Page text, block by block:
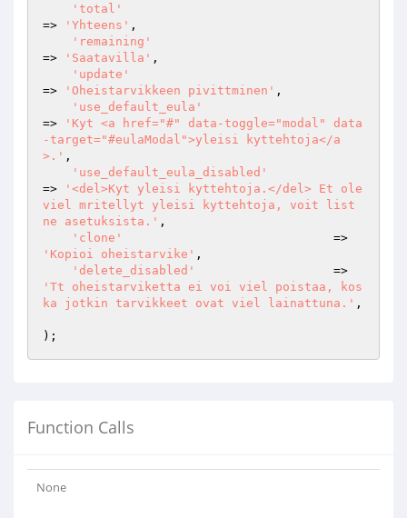
'total'
=>
'Yhteens' ,
'remaining'
=>
'Saatavilla' ,
'update'
=>
'Oheistarvikkeen pivittminen' ,
'use_default_eula'
=>
'Kyt <a href="#" data-toggle="modal" data
-target="#eulaModal">yleisi kyttehtoja</a
>.' ,
'use_default_eula_disabled'
=>
'<del>Kyt yleisi kyttehtoja.</del> Et ole
viel mritellyt yleisi kyttehtoja, voit list
ne asetuksista.' ,
'clone'
'Kopioi oheistarvike' ,
'delete_disabled'
'Tt oheistarviketta ei voi viel poistaa, kos
ka jotkin tarvikkeet ovat viel lainattuna.' ,
Function Calls
None